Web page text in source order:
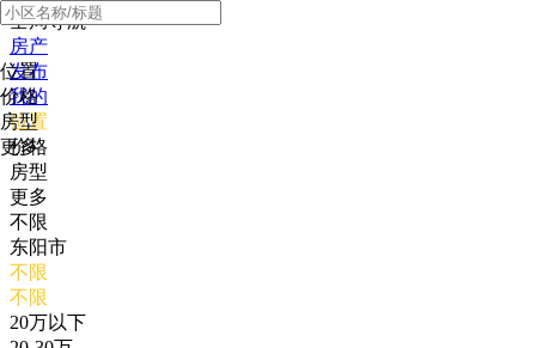
全局导航
房产
发布
我的
位置
价格
房型
更多
位置
价格
房型
更多
不限
东阳市
不限
不限
20万以下